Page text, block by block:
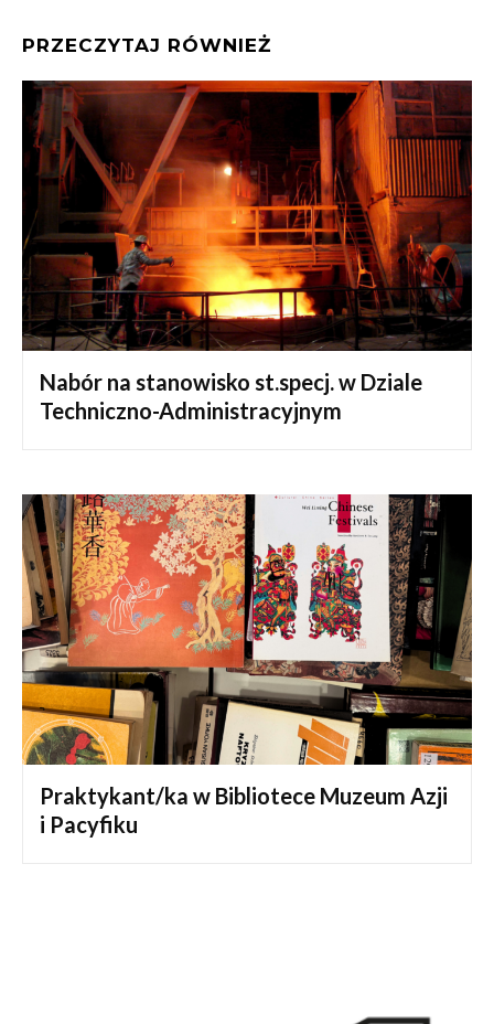
PRZECZYTAJ RÓWNIEŻ
Nabór na stanowisko st.specj. w Dziale
Techniczno-Administracyjnym
Praktykant/ka w Bibliotece Muzeum Azji
i Pacyfiku